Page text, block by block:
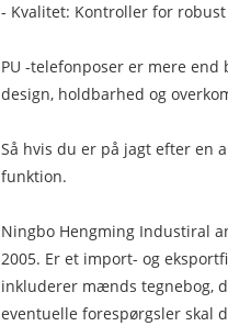
- Kvalitet: Kontroller for
PU -telefonposer er mere
design, holdbarhed og
Så hvis du er på jagt efter en
funktion.
Ningbo Hengming Industiral
2005. Er et import- og
inkluderer mænds tegnebog,
eventuelle forespørgsler skal